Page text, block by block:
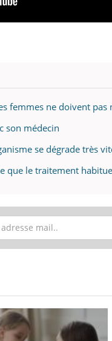
femmes ne doivent pas
son médecin
se dégrade très
que le traitement